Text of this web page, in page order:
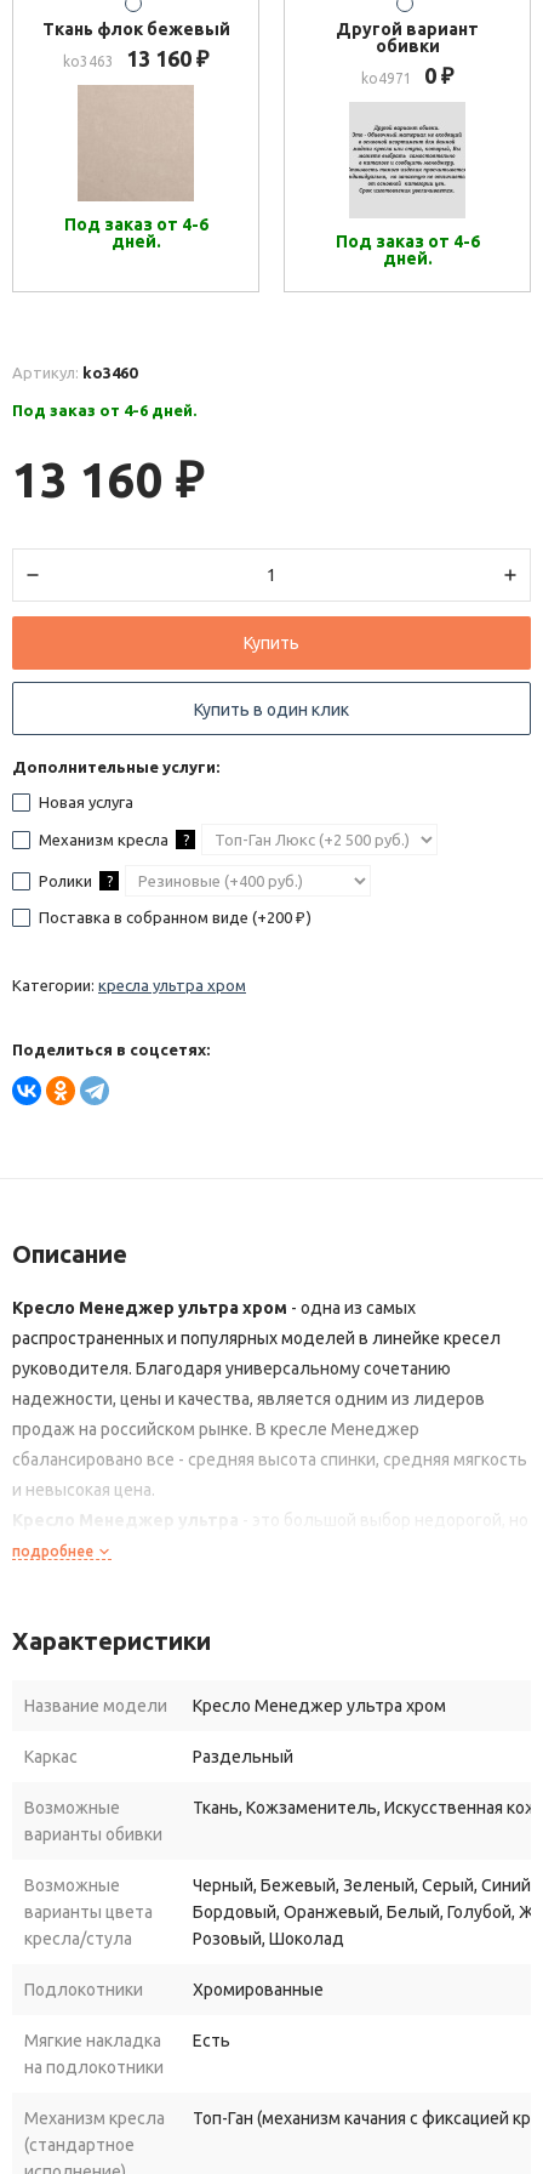
Ткань флок бежевый
ko3463 13 160 ₽
Под заказ от 4-6
дней.
Другой вариант
обивки
ko4971 0 ₽
Под заказ от 4-6
дней.
Артикул: ko3460
Под заказ от 4-6 дней.
13 160 ₽
Купить
Купить в один клик
Дополнительные услуги:
Новая услуга
Механизм кресла ?
Ролики ?
Поставка в собранном виде (+200 ₽ )
Категории: кресла ультра хром
Поделиться в соцсетях:
Описание
Кресло Менеджер ультра хром - одна из самых
распространенных и популярных моделей в линейке кресел
руководителя. Благодаря универсальному сочетанию
надежности, цены и качества, является одним из лидеров
продаж на российском рынке. В кресле Менеджер
сбалансировано все - средняя высота спинки, средняя мягкость
и невысокая цена.
Кресло Менеджер ультра
- это большой выбор недорогой, но
практичной обивки и многообразие вариантов исполнения при
продаж!
бюджетными и дорогими вариантами. Все детали кресла
материалов, демократичный дизайн подойдет к любой
Кресло Менеджер
имеет регулировочный по высоте
опустить. Также кресло имеет и встроенный механизм качания,
позволяющий фиксировать его в выбранном положении.
Купить Кресло руководителя Менеджер, для офиса или для
дополнительными модификациями, мультиблок,
Отличие серии УЛЬТРА
сидения кресла, что дает маленький объем в разобранном
виде. Объем коробки обычного кресла руководителя - это 0,35
подробнее
Характеристики
Название модели Кресло Менеджер ультра хром
Каркас Раздельный
Возможные
варианты обивки
Ткань, Кожзаменитель, Искусственная
Возможные
варианты цвета
кресла/стула
Черный, Бежевый, Зеленый, Серый, Синий,
Бордовый, Оранжевый, Белый, Голубой,
Розовый, Шоколад
Подлокотники Хромированные
Мягкие накладка
на подлокотники
Есть
Механизм кресла
(стандартное
Топ-Ган (механизм качания с фиксацией